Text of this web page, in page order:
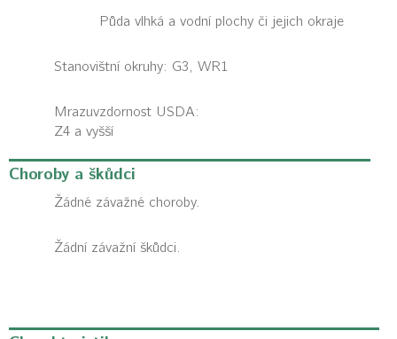
Půda vlhká a vodní plochy či jejich okraje
Stanovištní okruhy: G3, WR1
Mrazuvzdornost USDA:
Z4 a vyšší
Choroby a škůdci
Žádné závažné choroby.
Žádní závažní škůdci.